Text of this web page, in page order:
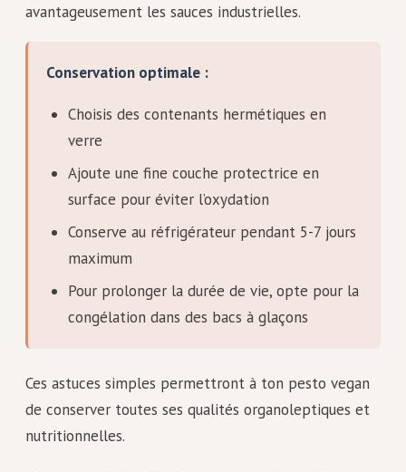
avantageusement les sauces industrielles.
Conservation optimale :
Choisis des contenants hermétiques en
verre
Ajoute une fine couche protectrice en
surface pour éviter l’oxydation
Conserve au réfrigérateur pendant 5-7 jours
maximum
Pour prolonger la durée de vie, opte pour la
congélation dans des bacs à glaçons
Ces astuces simples permettront à ton pesto vegan
de conserver toutes ses qualités organoleptiques et
nutritionnelles.